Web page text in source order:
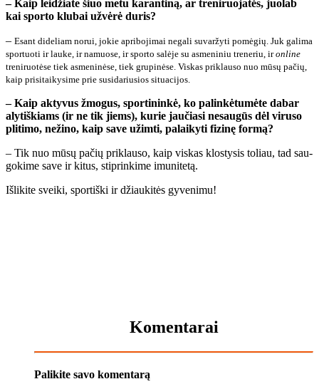
– Kaip lei­džia­te šiuo me­tu ka­ran­ti­ną, ar tre­ni­ruo­ja­tės, juo­lab
kai spor­to klu­bai už­vė­rė du­ris?
– Esant di­de­liam no­rui, jo­kie ap­ri­bo­ji­mai ne­ga­li su­var­žy­ti po­mė­gių. Juk ga­li­ma
spor­tuo­ti ir lau­ke, ir na­muo­se, ir spor­to sa­lė­je su as­me­ni­niu tre­ne­riu, iron­li­ne
tre­ni­ruo­tė­se tiek as­me­ni­nė­se, tiek gru­pi­nė­se. Vis­kas pri­klau­so nuo mū­sų pa­čių,
kaip pri­si­tai­ky­si­me prie su­si­da­riu­sios si­tu­a­ci­jos.
– Kaip ak­ty­vus žmo­gus, spor­ti­nin­kė, ko pa­lin­kė­tu­mė­te da­bar
aly­tiš­kiams (ir ne tik jiems), ku­rie jau­čia­si ne­sau­gūs dėl vi­ru­so
pli­ti­mo, ne­ži­no, kaip sa­ve už­im­ti, pa­lai­ky­ti fi­zi­nę for­mą?
– Tik nuo mū­sų pa­čių pri­klau­so, kaip vis­kas klos­ty­sis to­liau, tad sau­
go­ki­me sa­ve ir ki­tus, stip­rin­ki­me imu­ni­te­tą.
Iš­li­ki­te svei­ki, spor­tiš­ki ir džiau­ki­tės gy­ve­ni­mu!
Komentarai
Palikite savo komentarą